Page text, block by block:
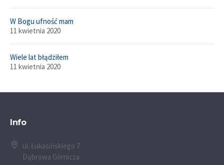
W Bogu ufność mam
11 kwietnia 2020
Wiele lat błądziłem
11 kwietnia 2020
Info
ul. Łukasińskiego 7
Dąbrowa Górnicza